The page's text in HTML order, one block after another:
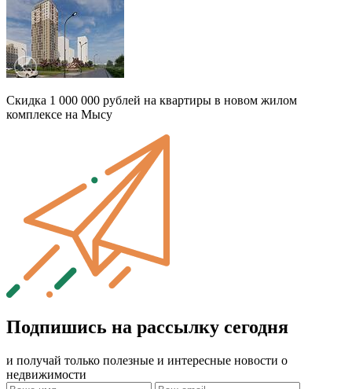
Скидка 1 000 000 рублей на квартиры в новом жилом
комплексе на Мысу
Подпишись на рассылку сегодня
и получай только полезные и интересные новости о
недвижимости